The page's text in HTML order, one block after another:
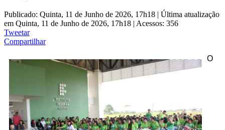
Publicado: Quinta, 11 de Junho de 2026, 17h18 | Última atualização
em Quinta, 11 de Junho de 2026, 17h18 | Acessos: 356
Tweetar
Compartilhar
O